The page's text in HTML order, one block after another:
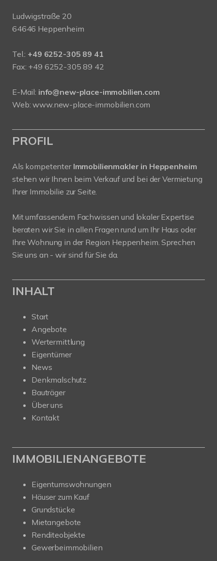
Ludwigstraße 20
64646 Heppenheim
Tel.: +49 6252-305 89 41
Fax: +49 6252-305 89 42
E-Mail: info@new-place-immobilien.com
Web:www.new-place-immobilien.com
PROFIL
Als kompetenter Immobilienmakler in Heppenheim
stehen wir Ihnen beim Verkauf und bei der Vermietung
Ihrer Immobilie zur Seite.
Mit umfassendem Fachwissen und lokaler Expertise
beraten wir Sie in allen Fragen rund um Ihr Haus oder
Ihre Wohnung in der Region Heppenheim. Sprechen
Sie uns an - wir sind für Sie da.
INHALT
Start
Angebote
Wertermittlung
Eigentümer
News
Denkmalschutz
Bauträger
Über uns
Kontakt
IMMOBILIENANGEBOTE
Eigentumswohnungen
Häuser zum Kauf
Grundstücke
Mietangebote
Renditeobjekte
Gewerbeimmobilien